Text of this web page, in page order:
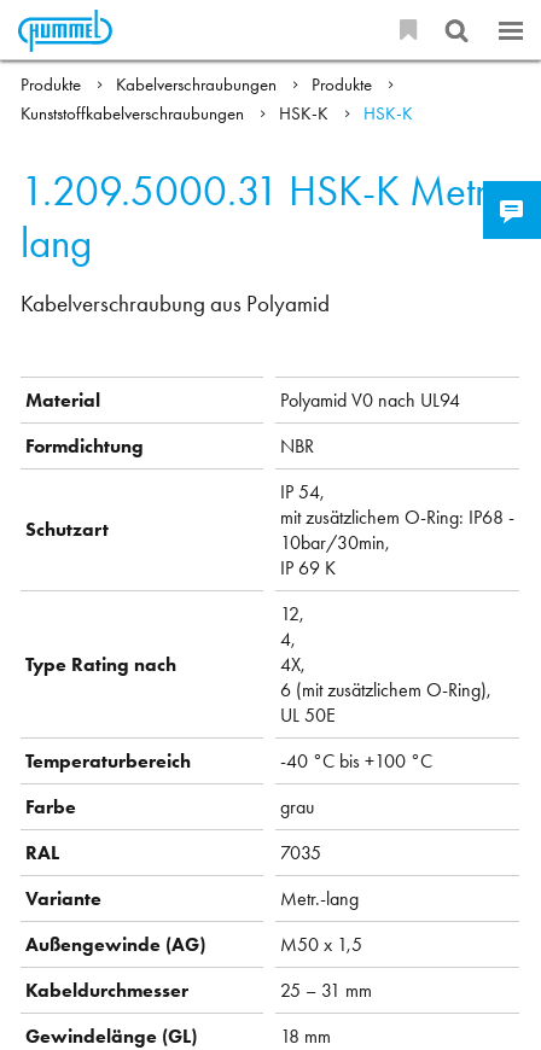
Produkte Kabelverschraubungen
Produkte
Kunststoffkabelverschraubungen
HSK-K HSK-K
1.209.5000.31 HSK-K Metr.-
lang
Kabelverschraubung aus Polyamid
Material
Polyamid V0 nach UL94
Formdichtung
NBR
Schutzart
IP 54,
mit zusätzlichem O-Ring: IP68 -
10bar/30min,
IP 69 K
Type Rating nach
12,
4,
4X,
6 (mit zusätzlichem O-Ring),
UL 50E
Temperaturbereich
-40 °C bis +100 °C
Farbe
grau
RAL
7035
Variante
Metr.-lang
Außengewinde (AG)
M50 x 1,5
Kabeldurchmesser
25 – 31 mm
Gewindelänge (GL)
18 mm